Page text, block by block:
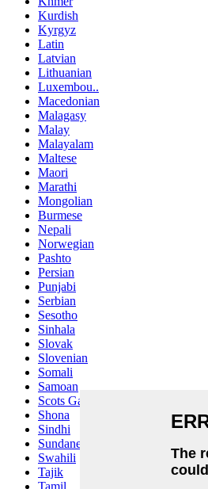
Kurdish
Kyrgyz
Latin
Latvian
Lithuanian
Luxembou..
Macedonian
Malagasy
Malay
Malayalam
Maltese
Maori
Marathi
Mongolian
Burmese
Nepali
Norwegian
Pashto
Persian
Punjabi
Serbian
Sesotho
Sinhala
Slovak
Slovenian
Somali
Samoan
Scots Gaelic
Shona
Sindhi
Sundanese
Swahili
Tajik